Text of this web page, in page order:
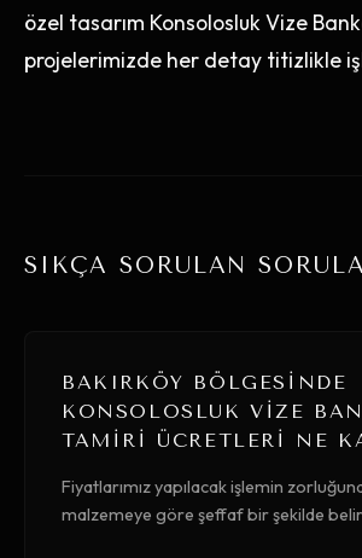
özel tasarım Konsolosluk Vize
projelerimizde her detay titizlikle
SIKÇA SORULAN
BAKIRKÖY BÖLGESINDE
KONSOLOSLUK VIZE
TAMIRI ÜCRETLERI NE
Fiyatlarımız yapılacak işlemin
malzemeye göre şeffaf bir şekilde